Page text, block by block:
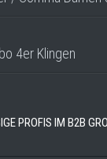
4er Klingen
PROFIS IM B2B